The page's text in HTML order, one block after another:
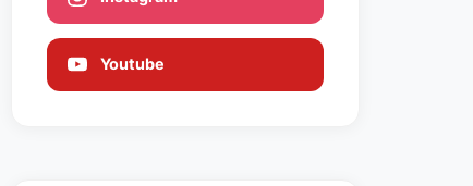
Youtube